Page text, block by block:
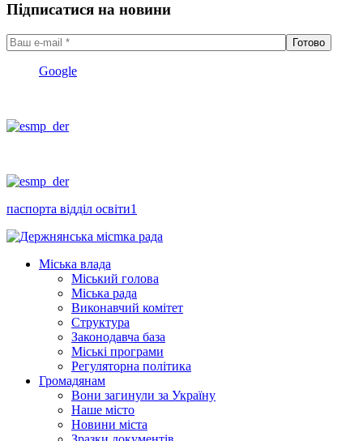
Підписатися на новини
Google
паспорта відділ освіти1
Міська влада
Міський голова
Міська рада
Виконавчий комітет
Структура
Законодавча база
Міські програми
Регуляторна політика
Громадянам
Вони загинули за Україну
Наше місто
Новини міста